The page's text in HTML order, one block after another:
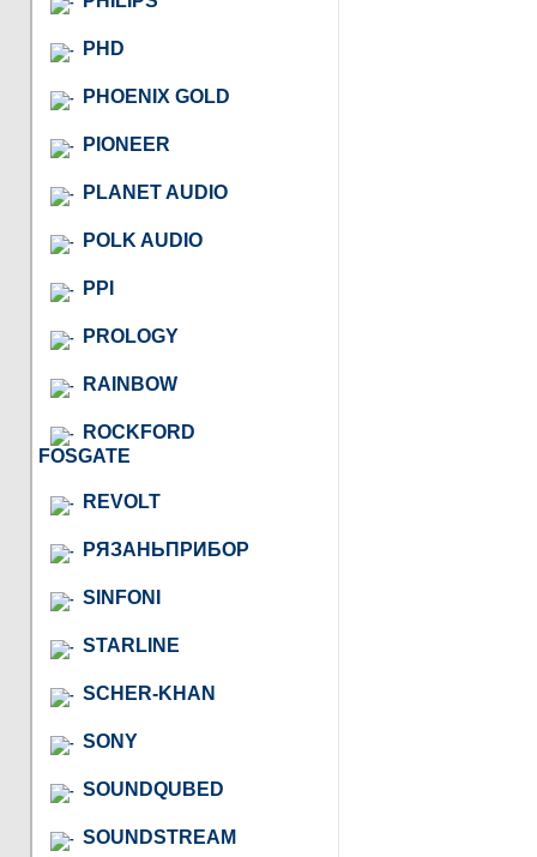
PHD
PHOENIX GOLD
PIONEER
PLANET AUDIO
POLK AUDIO
PPI
PROLOGY
RAINBOW
ROCKFORD
FOSGATE
REVOLT
РЯЗАНЬПРИБОР
SINFONI
STARLINE
SCHER-KHAN
SONY
SOUNDQUBED
SOUNDSTREAM